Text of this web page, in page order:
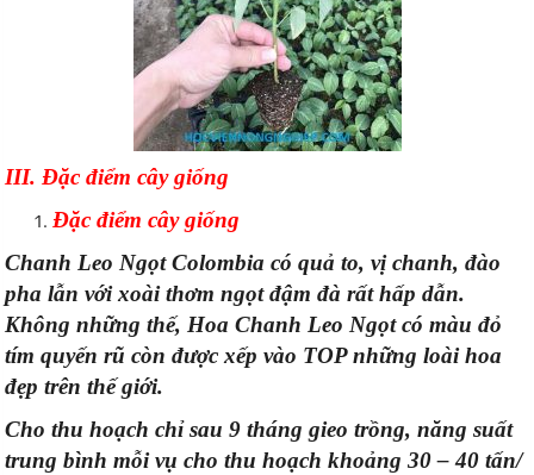
III. Đặc điểm cây giống
Đặc điểm cây giống
Chanh Leo Ngọt Colombia có quả to, vị chanh, đào
pha lẫn với xoài thơm ngọt đậm đà rất hấp dẫn.
Không những thế, Hoa Chanh Leo Ngọt có màu đỏ
tím quyến rũ còn được xếp vào TOP những loài hoa
đẹp trên thế giới.
Cho thu hoạch chỉ sau 9 tháng gieo trồng, năng suất
trung bình mỗi vụ cho thu hoạch khoảng 30 – 40 tấn/